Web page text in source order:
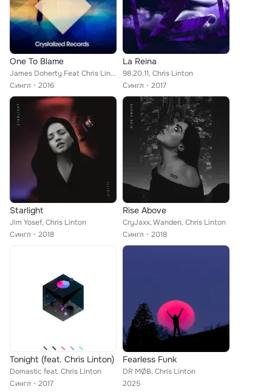
One To Blame
James Doherty Feat Chris Linton
Сингл
2016
La Reina
98.20.11, Chris Linton
Сингл
2017
Starlight
Jim Yosef, Chris Linton
Сингл
2018
Rise Above
CryJaxx, Wanden, Chris Linton
Сингл
2018
Tonight (feat. Chris Linton)
Domastic feat. Chris Linton
Сингл
2017
Fearless Funk
DR MØB, Chris Linton
2025